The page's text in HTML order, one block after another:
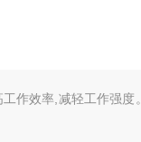
作效率,减轻工作强度